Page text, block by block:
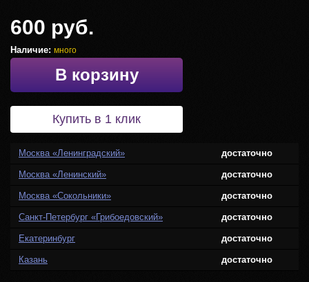
600 руб.
Наличие: много
В корзину
Купить в 1 клик
Москва «Ленинградский» достаточно
Москва «Ленинский» достаточно
Москва «Сокольники» достаточно
Санкт-Петербург «Грибоедовский» достаточно
Екатеринбург достаточно
Казань достаточно